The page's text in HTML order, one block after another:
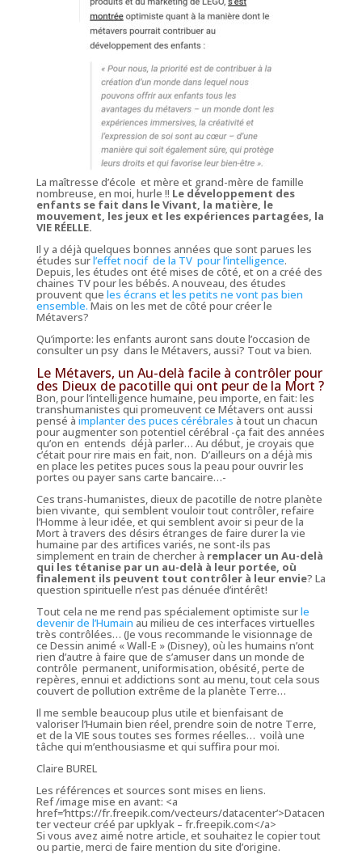
La maîtresse d’école et mère et grand-mère de famille
nombreuse, en moi, hurle !! Le développement des
enfants se fait dans le Vivant, la matière, le
mouvement, les jeux et les expériences partagées, la
VIE RÉELLE.
Il y a déjà quelques bonnes années que sont parues les
études surl’effet nocif de la TV pour l’intelligence.
Depuis, les études ont été mises de côté, et on a créé des
chaines TV pour les bébés. A nouveau, des études
prouvent que les écrans et les petits ne vont pas bien
ensemble.Mais on les met de côté pour créer le
Métavers?
Qu’importe: les enfants auront sans doute l’occasion de
consulter un psy dans le Métavers, aussi? Tout va bien.
Le Métavers, un Au-delà facile à contrôler pour
des Dieux de pacotille qui ont peur de la Mort ?
Bon, pour l’intelligence humaine, peu importe, en fait: les
transhumanistes qui promeuvent ce Métavers ont aussi
pensé à implanter des puces cérébrales à tout un chacun
pour augmenter son potentiel cérébral -ça fait des années
qu’on en entends déjà parler… Au début, je croyais que
c’était pour rire mais en fait, non. D’ailleurs on a déjà mis
en place les petites puces sous la peau pour ouvrir les
portes ou payer sans carte bancaire…-
Ces trans-humanistes, dieux de pacotille de notre planète
bien vivante, qui semblent vouloir tout contrôler, refaire
l’Homme à leur idée, et qui semblent avoir si peur de la
Mort à travers des désirs étranges de faire durer la vie
humaine par des artifices variés, ne sont-ils pas
simplement en train de chercher à remplacer un Au-delà
qui les tétanise par un au-delà à leur portée, où
finalement ils peuvent tout contrôler à leur envie? La
question spirituelle n’est pas dénuée d’intérêt!
Tout cela ne me rend pas spécialement optimiste surle
devenir de l’Humain au milieu de ces interfaces virtuelles
très contrôlées… (Je vous recommande le visionnage de
ce Dessin animé « Wall-E » (Disney), où les humains n’ont
rien d’autre à faire que de s’amuser dans un monde de
contrôle permanent, uniformisation, obésité, perte de
repères, ennui et addictions sont au menu, tout cela sous
couvert de pollution extrême de la planète Terre…
Il me semble beaucoup plus utile et bienfaisant de
valoriser l’Humain bien réel, prendre soin de notre Terre,
et de la VIE sous toutes ses formes réelles… voilà une
tâche qui m’enthousiasme et qui suffira pour moi.
Claire BUREL
Les références et sources sont mises en liens.
Ref /image mise en avant: <a
href=’https://fr.freepik.com/vecteurs/datacenter’>Datacen
ter vecteur créé par upklyak – fr.freepik.com</a>
Si vous avez aimé notre article, et souhaitez le copier tout
ou partie, merci de faire mention du site d’origine.